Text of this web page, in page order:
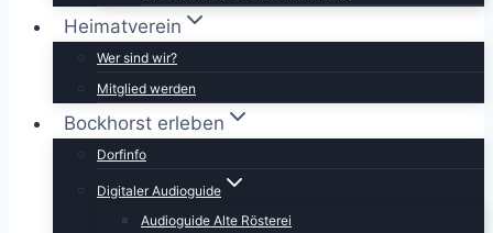
Heimatverein
Wer sind wir?
Mitglied werden
Bockhorst erleben
Dorfinfo
Digitaler Audioguide
Audioguide Alte Rösterei